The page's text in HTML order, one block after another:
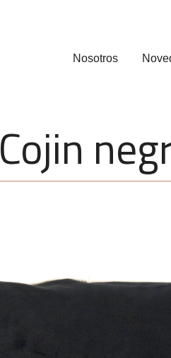
Nosotros
Cojin